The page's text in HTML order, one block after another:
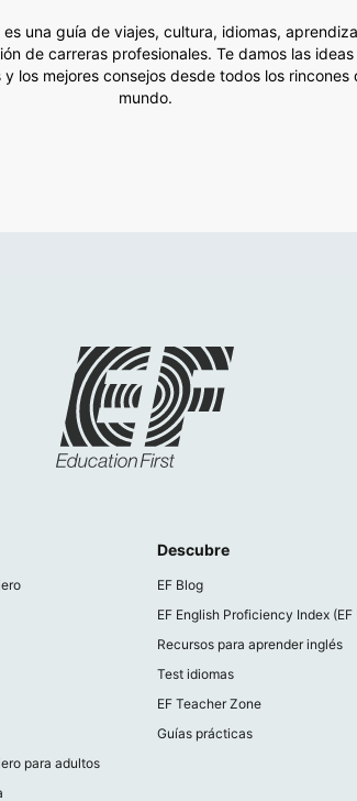
es una guía de viajes, cultura, idiomas,
de carreras profesionales. Te damos las ideas
y los mejores consejos desde todos los rincones
mundo.
para adultos
Descubre
EF Blog
EF English Proficiency Index (EF
Recursos para aprender inglés
Test idiomas
EF Teacher Zone
Guías prácticas